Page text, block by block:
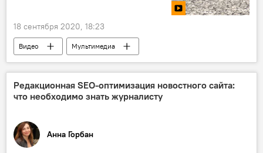
18 сентября 2020, 18:23
Видео
Мультимедиа
Засуха в Молдове
Редакционная SEO-оптимизация новостного сайта:
что необходимо знать журналисту
Анна Горбан